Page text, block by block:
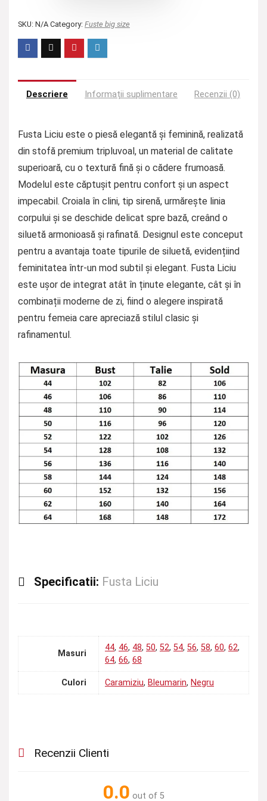
SKU: N/A Category: Fuste big size
Descriere Informații suplimentare Recenzii (0)
Fusta Liciu este o piesă elegantă și feminină, realizată
din stofă premium tripluvoal, un material de calitate
superioară, cu o textură fină și o cădere frumoasă.
Modelul este căptușit pentru confort și un aspect
impecabil. Croiala în clini, tip sirenă, urmărește linia
corpului și se deschide delicat spre bază, creând o
siluetă armonioasă și rafinată. Designul este conceput
pentru a avantaja toate tipurile de siluetă, evidențiind
feminitatea într-un mod subtil și elegant. Fusta Liciu
este ușor de integrat atât în ținute elegante, cât și în
combinații moderne de zi, fiind o alegere inspirată
pentru femeia care apreciază stilul clasic și
rafinamentul.
Specificatii: Fusta Liciu
Masuri
44, 46, 48, 50, 52, 54, 56, 58, 60, 62,
64, 66, 68
Culori Caramiziu, Bleumarin, Negru
Recenzii Clienti
0.0 out of 5